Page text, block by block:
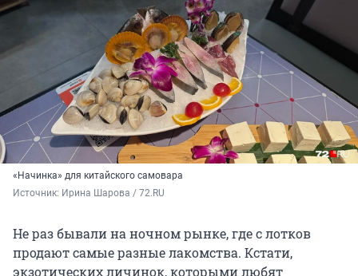
«Начинка» для китайского самовара
Источник: Ирина Шарова / 72.RU
Не раз бывали на ночном рынке, где с лотков
продают самые разные лакомства. Кстати,
экзотических личинок, которыми любят